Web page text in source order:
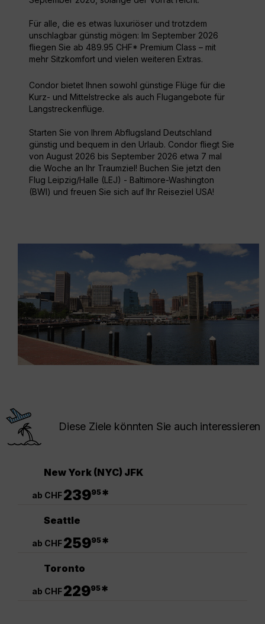
Für alle, die es etwas luxuriöser und trotzdem
unschlagbar günstig mögen: Im September 2026
fliegen Sie ab 489.95 CHF* Premium Class – mit
mehr Sitzkomfort und vielen weiteren Extras.
Condor bietet Ihnen sowohl günstige Flüge für die
Kurz- und Mittelstrecke als auch Flugangebote für
Langstreckenflüge.
Starten Sie von Ihrem Abflugsland Deutschland
günstig und bequem in den Urlaub. Condor fliegt Sie
von August 2026 bis September 2026 etwa 7 mal
die Woche an Ihr Traumziel! Buchen Sie jetzt den
Flug Leipzig/Halle (LEJ) - Baltimore-Washington
(BWI) und freuen Sie sich auf Ihr Reiseziel USA!
Diese Ziele könnten Sie auch interessieren
New York (NYC) JFK
ab CHF23995*
Seattle
ab CHF25995*
Toronto
ab CHF22995*